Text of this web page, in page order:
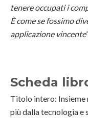
tenere occupati i
È come se fossimo
applicazione vincente
Scheda
Titolo intero: Insieme
più dalla tecnologia e